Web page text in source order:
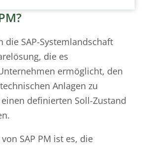
die SAP-Systemlandschaft
die es
ermöglicht, den
Anlagen zu
definierten Soll-Zustand
SAP PM ist es, die